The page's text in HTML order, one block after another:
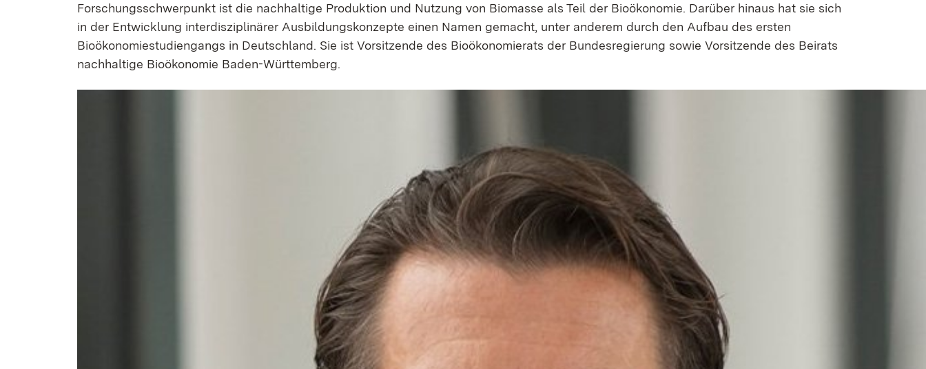
Forschungsschwerpunkt ist die nachhaltige Produktion und Nutzung von Biomasse als Teil der Bioökonomie. Darüber hinaus hat sie sich
in der Entwicklung interdisziplinärer Ausbildungskonzepte einen Namen gemacht, unter anderem durch den Aufbau des ersten
Bioökonomiestudiengangs in Deutschland. Sie ist Vorsitzende des Bioökonomierats der Bundesregierung sowie Vorsitzende des Beirats
nachhaltige Bioökonomie Baden-Württemberg.